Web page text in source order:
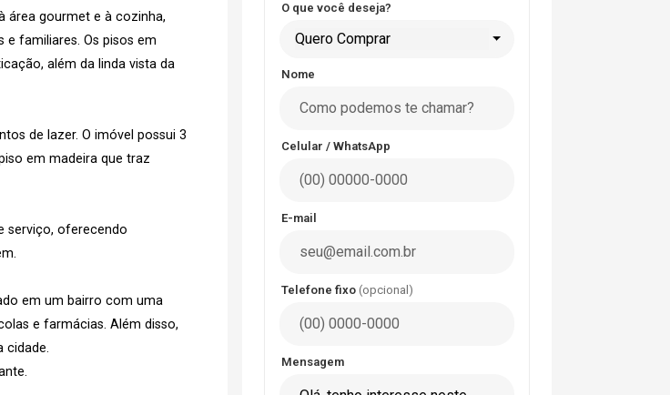
área gourmet e à cozinha,
familiares. Os pisos em
além da linda vista da
de lazer. O imóvel possui 3
em madeira que traz
serviço, oferecendo
em um bairro com uma
e farmácias. Além disso,
cidade.
O que você deseja?
Quero Comprar
Nome
Celular / WhatsApp
E-mail
Telefone fixo (opcional)
Mensagem